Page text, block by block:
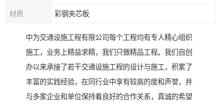
材质 彩钢夹芯板
中为交通设施工程有限公司每个工程均有专人精心组织
施工，业务上精益求精，我们只做精品工程。我们自创
办以来承接了若干交通设施工程的设计与施工，积累了
丰富的实践经验，在同行业中享有较高的度和声誉，并
与多家企业和单位保持着良好的合作关系，真诚的希望